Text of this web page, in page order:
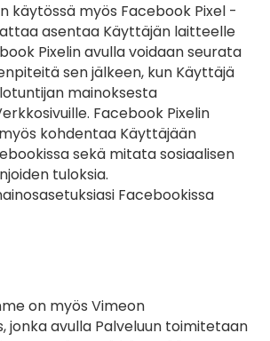
käytössä myös Facebook Pixel -
asentaa Käyttäjän laitteelle
Pixelin avulla voidaan seurata
sen jälkeen, kun Käyttäjä
mainoksesta
Facebook Pixelin
kohdentaa Käyttäjään
sekä mitata sosiaalisen
tuloksia.
on myös Vimeon
jonka avulla Palveluun toimitetaan